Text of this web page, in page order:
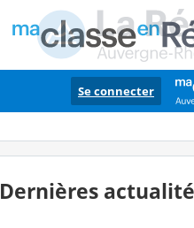
Se connecter
Dernières